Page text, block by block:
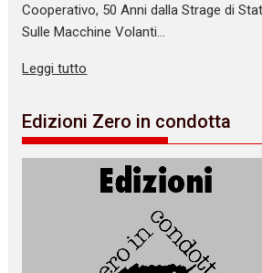
Cooperativo, 50 Anni dalla Strage di
Sulle Macchine Volanti…
Leggi tutto
Edizioni Zero in condotta